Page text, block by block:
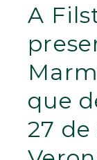
A
que
27